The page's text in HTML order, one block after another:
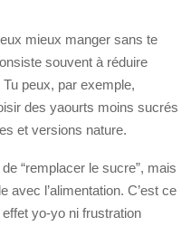
mieux manger sans te
souvent à réduire
peux, par exemple,
des yaourts moins sucrés
et versions nature.
“remplacer le sucre”, mais
avec l’alimentation. C’est ce
yo-yo ni frustration